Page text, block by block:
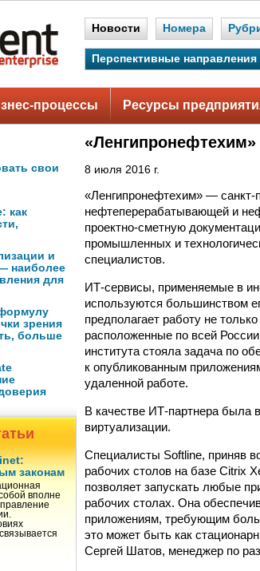
Новости Номера
Перспективные
процессы Ресурсы
свои
как
и
наиболее
для
зрения
больше
законам
вполне
8 июля 2016 г.
«Ленгипронефтехим» — санкт-
нефтеперерабатывающей и
проектно-сметную
промышленных и
специалистов.
ИТ-сервисы, применяемые в
используются большинством
предполагает работу не
расположенные по всей
института стояла задача по
к опубликованным
удаленной работе.
В качестве ИТ-партнера была
виртуализации.
Специалисты Softline, приняв
рабочих столов на базе Citrix
позволяет запускать любые
рабочих столах. Она
приложениям, требующим
это может быть как
Сергей Шатов, менеджер по